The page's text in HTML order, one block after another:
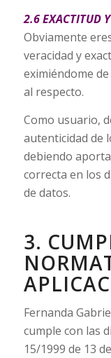
2.6 EXACTITUD
Obviamente
veracidad y
eximiéndome
al respecto.
Como usuario,
autenticidad de
debiendo
correcta en los
de datos.
3.
Fernanda
cumple con las
15/1999 de 13